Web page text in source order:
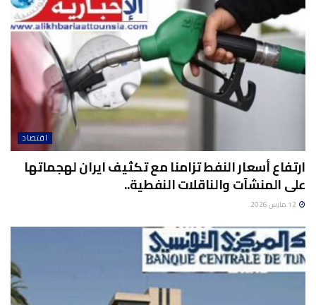
اقتصاد
ارتفاع أسعار النفط تزامنا مع تكثيف ايران لهجماتها
على المنشآت والناقلات النفطية..